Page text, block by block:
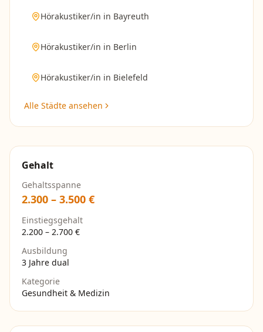
Hörakustiker/in in Bayreuth
Hörakustiker/in in Berlin
Hörakustiker/in in Bielefeld
Alle Städte ansehen
Gehalt
Gehaltsspanne
2.300 – 3.500 €
Einstiegsgehalt
2.200 – 2.700 €
Ausbildung
3 Jahre dual
Kategorie
Gesundheit & Medizin